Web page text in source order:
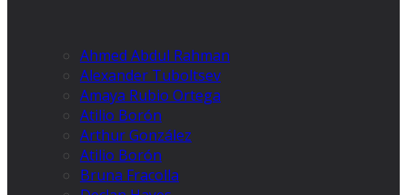
Ahmed Abdul Rahman
Alexander Tuboltsev
Amaya Rubio Ortega
Atilio Borón
Arthur González
Atilio Borón
Bruna Fracolla